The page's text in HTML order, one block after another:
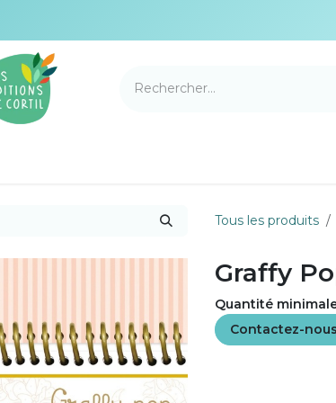
Tous les produits
Graffy
Quantité
Contactez-nous